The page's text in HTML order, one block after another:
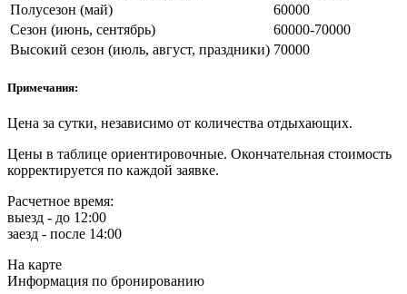
Полусезон (май)
60000
Сезон (июнь, сентябрь)
60000-70000
Высокий сезон (июль, август, праздники) 70000
Примечания:
Цена за сутки, независимо от количества отдыхающих.
Цены в таблице ориентировочные. Окончательная стоимость
корректируется по каждой заявке.
Расчетное время:
выезд - до 12:00
заезд - после 14:00
На карте
Информация по бронированию